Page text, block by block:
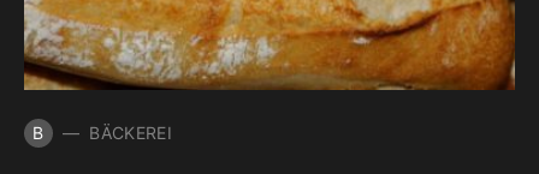
B BÄCKEREI